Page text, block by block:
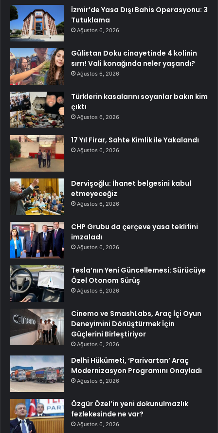
İzmir’de Yasa Dışı Bahis Operasyonu: 3
Tutuklama
Ağustos 6, 2026
Gülistan Doku cinayetinde 4 kolinin
sırrı! Vali konağında neler yaşandı?
Ağustos 6, 2026
Türklerin kasalarını soyanlar bakın kim
çıktı
Ağustos 6, 2026
17 Yıl Firar, Sahte Kimlik ile Yakalandı
Ağustos 6, 2026
Dervişoğlu: İhanet belgesini kabul
etmeyeceğiz
Ağustos 6, 2026
CHP Grubu da çerçeve yasa teklifini
imzaladı
Ağustos 6, 2026
Tesla’nın Yeni Güncellemesi: Sürücüye
Özel Otonom Sürüş
Ağustos 6, 2026
Cinemo ve SmashLabs, Araç İçi Oyun
Deneyimini Dönüştürmek İçin
Güçlerini Birleştiriyor
Ağustos 6, 2026
Delhi Hükümeti, ‘Parivartan’ Araç
Modernizasyon Programını Onayladı
Ağustos 6, 2026
Özgür Özel’in yeni dokunulmazlık
fezlekesinde ne var?
Ağustos 6, 2026